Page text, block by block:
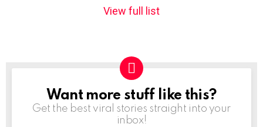
View full list
NEWSLETTER
Want more stuff like this?
Get the best viral stories straight into your
inbox!